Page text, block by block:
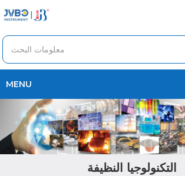
MENU
التكنولوجيا النظيفة